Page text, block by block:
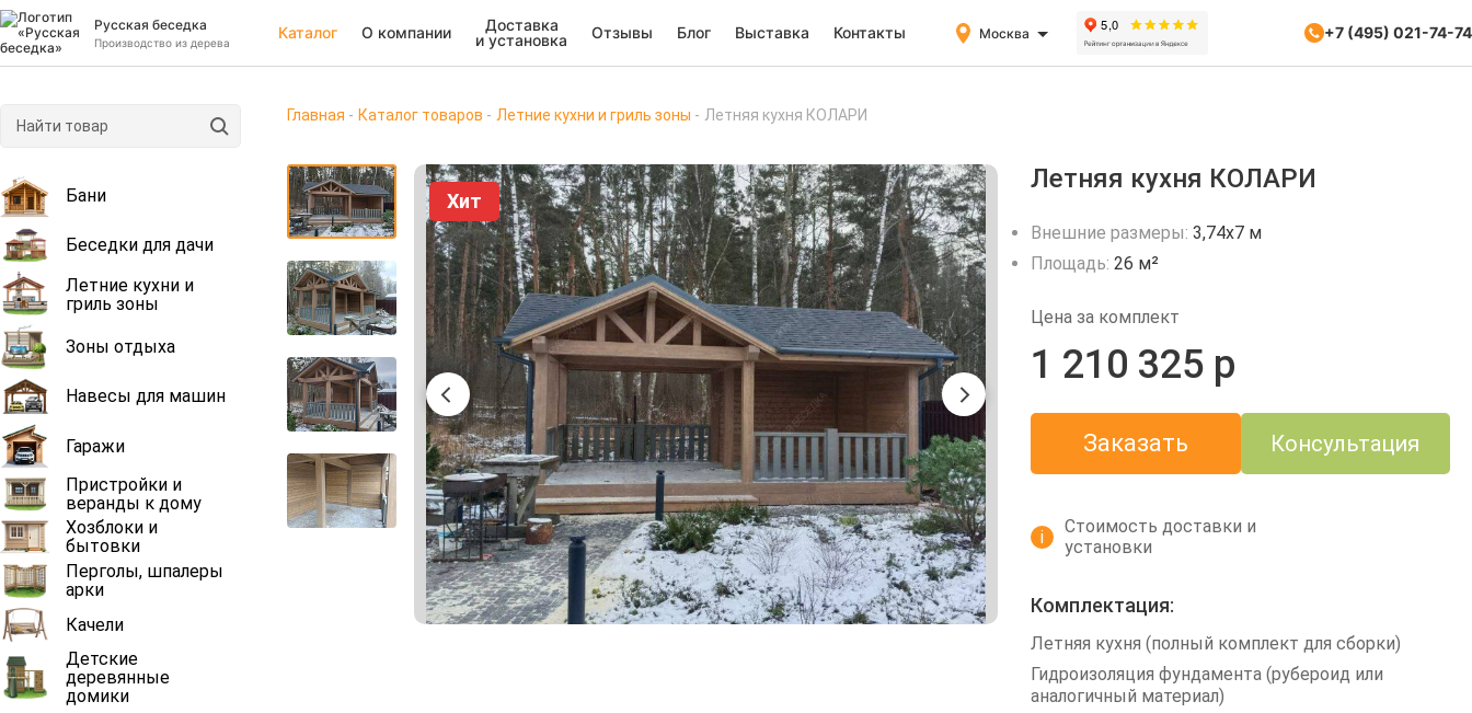
Русская беседка
Производство из дерева
Каталог О компании
Доставка
и установка
Отзывы Блог Выставка Контакты Москва +7 (495) 021-74-74
Бани
Беседки для дачи
Летние кухни и
гриль зоны
Зоны отдыха
Навесы для машин
Гаражи
Пристройки и
веранды к дому
Хозблоки и
бытовки
Перголы, шпалеры
арки
Качели
Детские
деревянные
домики
Главная Каталог товаров Летние кухни и гриль зоны Летняя кухня КОЛАРИ
Хит
Летняя кухня КОЛАРИ
Внешние размеры:3,74х7 м
Площадь:26 м²
Цена за комплект
1 210 325 р
Заказать Консультация
i
Стоимость доставки и
установки
Комплектация:
Летняя кухня (полный комплект для сборки)
Гидроизоляция фундамента (рубероид или
аналогичный материал)